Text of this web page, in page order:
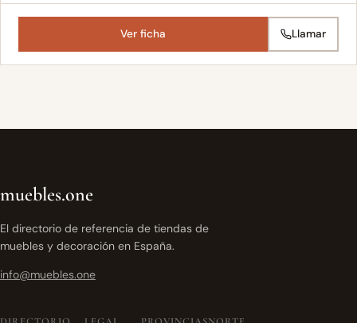
Ver ficha Llamar
muebles.one
El directorio de referencia de tiendas de
muebles y decoración en España.
info@muebles.one